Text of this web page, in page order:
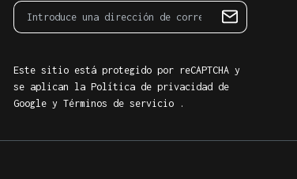
Este sitio está protegido por reCAPTCHA y
se aplican la Política de privacidad de
Google y Términos de servicio .